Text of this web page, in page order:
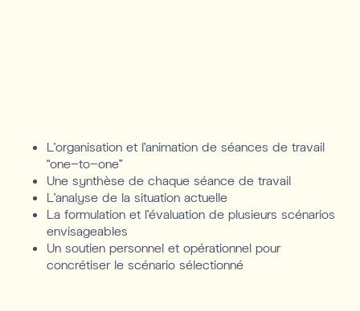
L’organisation et l’animation de séances de travail
“one-to-one”
Une synthèse de chaque séance de travail
L’analyse de la situation actuelle
La formulation et l’évaluation de plusieurs scénarios
envisageables
Un soutien personnel et opérationnel pour
concrétiser le scénario sélectionné